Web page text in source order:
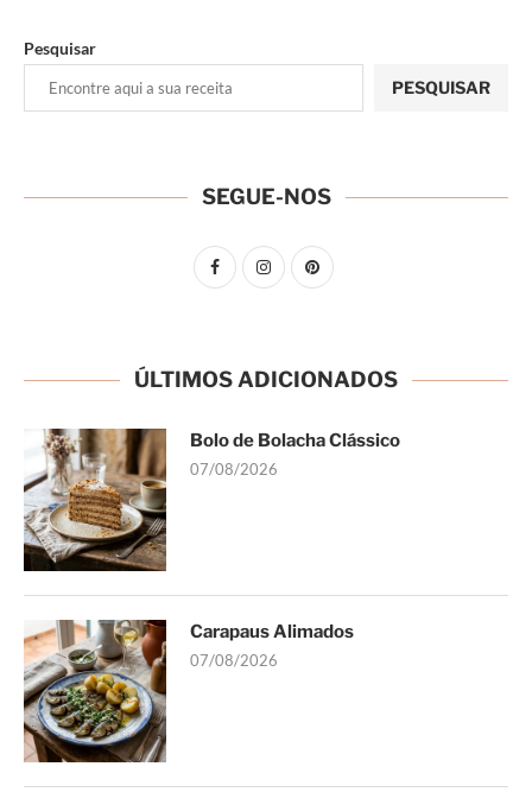
Pesquisar
PESQUISAR
SEGUE-NOS
ÚLTIMOS ADICIONADOS
Bolo de Bolacha Clássico
07/08/2026
Carapaus Alimados
07/08/2026